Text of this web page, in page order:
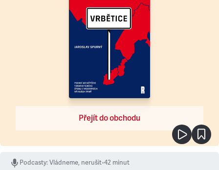
Přejít do obchodu
Podcasty:Vládneme, nerušit•42 minut